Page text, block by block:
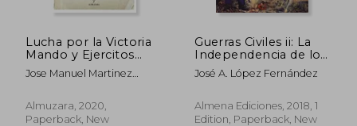
Lucha por la Victoria
Mando y Ejercitos
Guerra Civil Españo
(in Spanish)
Jose Manuel Martinez
Almuzara, 2020,
Paperback, New
Guerras Civiles ii: La
Independencia de los
Virreinatos de la
Monarquía Española
Spanish)
José A. López Fernández
Almena Ediciones, 2018, 1
Edition, Paperback, New